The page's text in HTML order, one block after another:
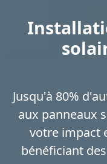
Jusqu'à 80%
aux panneaux
votre impact
bénéficiant